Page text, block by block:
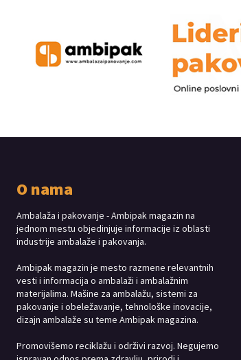
O nama
Ambalaža i pakovanje - Ambipak magazin na
jednom mestu objedinjuje informacije iz oblasti
industrije ambalaže i pakovanja.
Ambipak magazin je mesto razmene relevantnih
vesti i informacija o ambalaži i ambalažnim
materijalima. Mašine za ambalažu, sistemi za
pakovanje i obeležavanje, tehnološke inovacije,
dizajn ambalaže su teme Ambipak magazina.
Promovišemo reciklažu i održivi razvoj. Negujemo